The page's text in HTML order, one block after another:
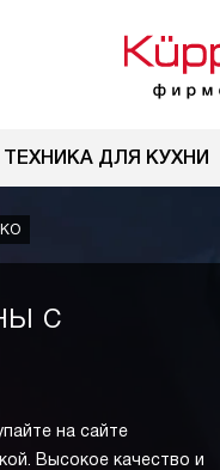
ТЕХНИКА ДЛЯ КУХНИ
с
на сайте
Высокое качество и